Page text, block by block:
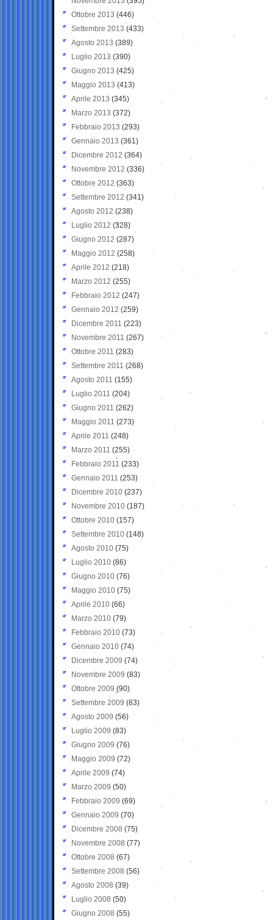
Ottobre 2013 (446)
Settembre 2013 (433)
Agosto 2013 (389)
Luglio 2013 (390)
Giugno 2013 (425)
Maggio 2013 (413)
Aprile 2013 (345)
Marzo 2013 (372)
Febbraio 2013 (293)
Gennaio 2013 (361)
Dicembre 2012 (364)
Novembre 2012 (336)
Ottobre 2012 (363)
Settembre 2012 (341)
Agosto 2012 (238)
Luglio 2012 (328)
Giugno 2012 (287)
Maggio 2012 (258)
Aprile 2012 (218)
Marzo 2012 (255)
Febbraio 2012 (247)
Gennaio 2012 (259)
Dicembre 2011 (223)
Novembre 2011 (267)
Ottobre 2011 (283)
Settembre 2011 (268)
Agosto 2011 (155)
Luglio 2011 (204)
Giugno 2011 (262)
Maggio 2011 (273)
Aprile 2011 (248)
Marzo 2011 (255)
Febbraio 2011 (233)
Gennaio 2011 (253)
Dicembre 2010 (237)
Novembre 2010 (187)
Ottobre 2010 (157)
Settembre 2010 (148)
Agosto 2010 (75)
Luglio 2010 (86)
Giugno 2010 (76)
Maggio 2010 (75)
Aprile 2010 (66)
Marzo 2010 (79)
Febbraio 2010 (73)
Gennaio 2010 (74)
Dicembre 2009 (74)
Novembre 2009 (83)
Ottobre 2009 (90)
Settembre 2009 (83)
Agosto 2009 (56)
Luglio 2009 (83)
Giugno 2009 (76)
Maggio 2009 (72)
Aprile 2009 (74)
Marzo 2009 (50)
Febbraio 2009 (69)
Gennaio 2009 (70)
Dicembre 2008 (75)
Novembre 2008 (77)
Ottobre 2008 (67)
Settembre 2008 (56)
Agosto 2008 (39)
Luglio 2008 (50)
Giugno 2008 (55)